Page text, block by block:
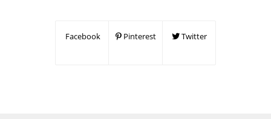
Facebook Pinterest Twitter